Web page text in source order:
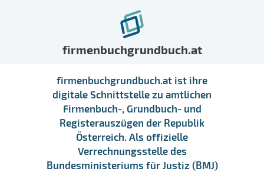
firmenbuchgrundbuch.at
firmenbuchgrundbuch.at ist ihre
digitale Schnittstelle zu amtlichen
Firmenbuch-, Grundbuch- und
Registerauszügen der Republik
Österreich. Als offizielle
Verrechnungsstelle des
Bundesministeriums für Justiz (BMJ)